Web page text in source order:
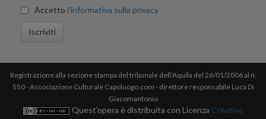
Accetto l'informativa sulla privacy
Iscriviti
Registrazione alla sezione stampa del tribunale dell'Aquila del 26/01/2006 al n.
550 - Associazione Culturale Capoluogo.com - direttore responsabile Luca Di
Giacomantonio
Quest'opera è distribuita con Licenza Creative